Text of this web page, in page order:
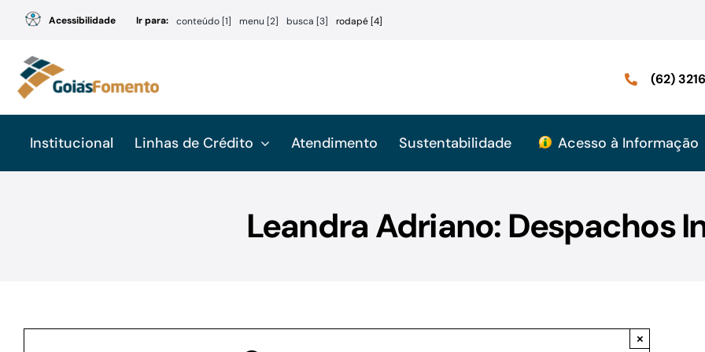
conteúdo
Acessibilidade Ir para: conteúdo [1] menu [2] busca [3] rodapé [4]
(62)
Institucional Linhas de Crédito Atendimento Sustentabilidade Acesso à Informação
Leandra Adriano: Despachos
×